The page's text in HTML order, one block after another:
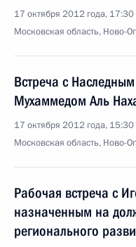
17 октября 2012 года, 17:30
Московская область, Ново-
Встреча с
Мухаммедом Аль
17 октября 2012 года, 15:30
Московская область, Ново-
Рабочая встреча с
назначенным на
регионального